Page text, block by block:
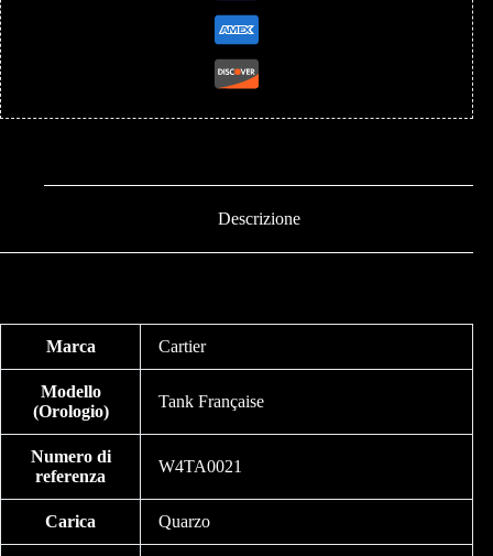
Descrizione
Marca Cartier
Modello
(Orologio)
Tank Française
Numero di
referenza
W4TA0021
Carica Quarzo